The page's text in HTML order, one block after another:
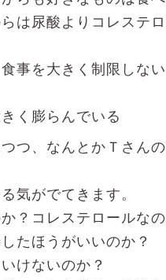
尿酸よりコレステロ
を大きく制限しない
膨らんでいる
つ、なんとかＴさん
気がでてきます。
？コレステロールな
たほうがいいのか？
けないのか？